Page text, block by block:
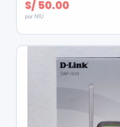
S/ 50.00
por NIU